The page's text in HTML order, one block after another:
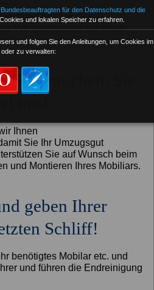
und beraten Sie
Wir vereinbaren mit Ihnen
Sie brauchen, Sie
Ihnen
Sie Ihr Umzugsgut
Sie auf Wunsch beim
und Montieren Ihres Mobiliars.
geben Ihrer
Schliff!
benötigtes Mobilar etc. und
und führen die Endreinigung
Bundesbeauftragten für den Datenschutz und die
und lokalen Speicher zu erfahren.
und folgen Sie den Anleitungen, um Cookies im
zu verwalten: